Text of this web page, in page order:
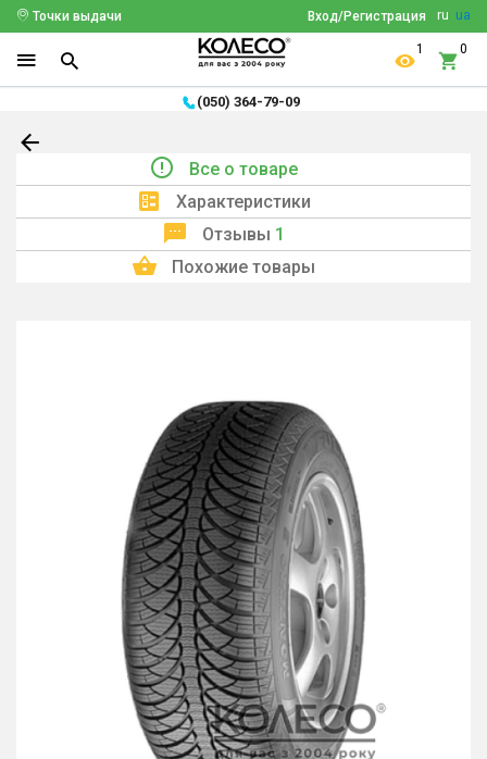
ru ua
Вход/Регистрация
Точки выдачи
1 0
(050) 364-79-09
Все о товаре
Характеристики
Отзывы 1
Похожие товары